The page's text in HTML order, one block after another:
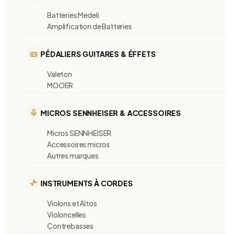
Batteries Medeli
Amplification de Batteries
PÉDALIERS GUITARES & ÉFFETS
Valeton
MOOER
MICROS SENNHEISER & ACCESSOIRES
Micros SENNHEISER
Accessoires micros
Autres marques
INSTRUMENTS À CORDES
Violons et Altos
Violoncelles
Contrebasses